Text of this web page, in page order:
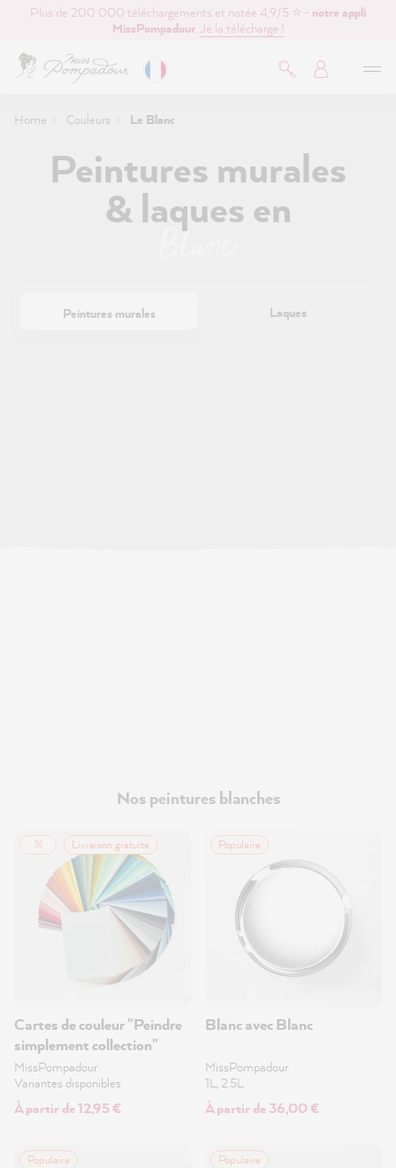
principal
Plus de 200 000 téléchargements et notée 4,9/5 ⭐ - notre appli
MissPompadour. Je la télécharge !
Home Couleurs Le Blanc
Peintures murales
& laques en
Blanc
Peintures murales Laques
Nos peintures blanches
% Livraison gratuite
Cartes de couleur "Peindre
simplement collection"
MissPompadour
Variantes disponibles
À partir de 12,95 €
Populaire
Blanc avec Blanc
MissPompadour
1L, 2.5L
À partir de 36,00 €
Populaire Populaire